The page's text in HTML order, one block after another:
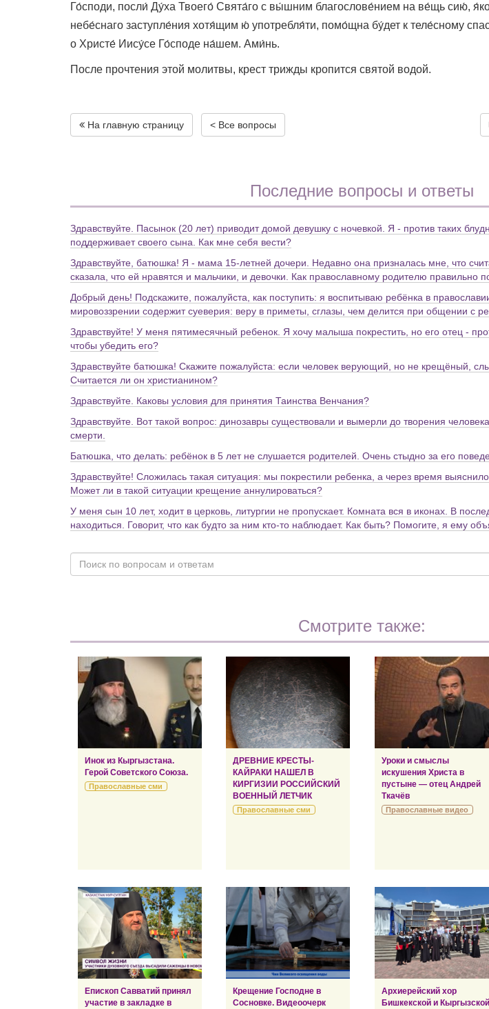
Го́споди, посли́ Ду́ха Твоего́ Свята́го с вы́шним благослове́нием на ве́щь сию́,
небе́снаго заступле́ния хотя́щим ю́ употребля́ти, помо́щна бу́дет к теле́сному
о Христе́ Иису́се Го́споде на́шем. Ами́нь.
После прочтения этой молитвы, крест трижды кропится святой водой.
На главную страницу < Все вопросы
Последние вопросы и ответы
Здравствуйте. Пасынок (20 лет) приводит домой девушку с ночевкой. Я - против таких
поддерживает своего сына. Как мне себя вести?
Здравствуйте, батюшка! Я - мама 15-летней дочери. Недавно она призналась мне, что
сказала, что ей нравятся и мальчики, и девочки. Как православному родителю правильно
Добрый день! Подскажите, пожалуйста, как поступить: я воспитываю ребёнка в
мировоззрении содержит суеверия: веру в приметы, сглазы, чем делится при общении с
Здравствуйте! У меня пятимесячный ребенок. Я хочу малыша покрестить, но его отец -
чтобы убедить его?
Здравствуйте батюшка! Скажите пожалуйста: если человек верующий, но не крещёный,
Считается ли он христианином?
Здравствуйте. Каковы условия для принятия Таинства Венчания?
Здравствуйте. Вот такой вопрос: динозавры существовали и вымерли до творения
смерти.
Батюшка, что делать: ребёнок в 5 лет не слушается родителей. Очень стыдно за его
Здравствуйте! Сложилась такая ситуация: мы покрестили ребенка, а через время
Может ли в такой ситуации крещение аннулироваться?
У меня сын 10 лет, ходит в церковь, литургии не пропускает. Комната вся в иконах. В
находиться. Говорит, что как будто за ним кто-то наблюдает. Как быть? Помогите, я ему
Смотрите также:
Инок из Кыргызстана.
Герой Советского Союза.
Православные сми
ДРЕВНИЕ КРЕСТЫ-
КАЙРАКИ НАШЕЛ В
КИРГИЗИИ РОССИЙСКИЙ
ВОЕННЫЙ ЛЕТЧИК
Православные сми
Уроки и смыслы
искушения Христа в
пустыне — отец Андрей
Ткачёв
Православные видео
Епископ Савватий принял
участие в закладке в
Крещение Господне в
Сосновке. Видеоочерк
Архиерейский хор
Бишкекской и Кыргызской